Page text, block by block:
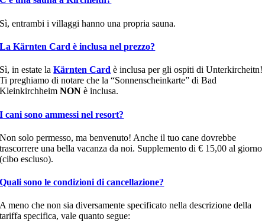
Sì, entrambi i villaggi hanno una propria sauna.
La Kärnten Card è inclusa nel prezzo?
Sì, in estate laKärnten Card è inclusa per gli ospiti di Unterkircheitn!
Ti preghiamo di notare che la “Sonnenscheinkarte” di Bad
KleinkirchheimNON è inclusa.
I cani sono ammessi nel resort?
Non solo permesso, ma benvenuto! Anche il tuo cane dovrebbe
trascorrere una bella vacanza da noi. Supplemento di € 15,00 al giorno
(cibo escluso).
Quali sono le condizioni di cancellazione?
A meno che non sia diversamente specificato nella descrizione della
tariffa specifica, vale quanto segue: